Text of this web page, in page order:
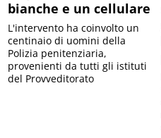
bianche e un cellulare
L'intervento ha coinvolto un
centinaio di uomini della
Polizia penitenziaria,
provenienti da tutti gli istituti
del Provveditorato